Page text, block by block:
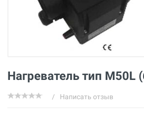
Нагреватель тип M50L
/ Написать отзыв